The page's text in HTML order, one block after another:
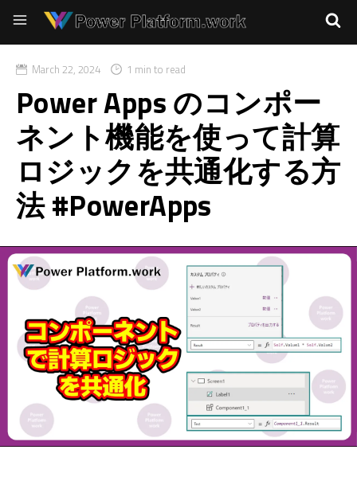
March 22, 2024 1 min to read
Power Apps のコンポー
ネント機能を使って計算
ロジックを共通化する方
法 #PowerApps